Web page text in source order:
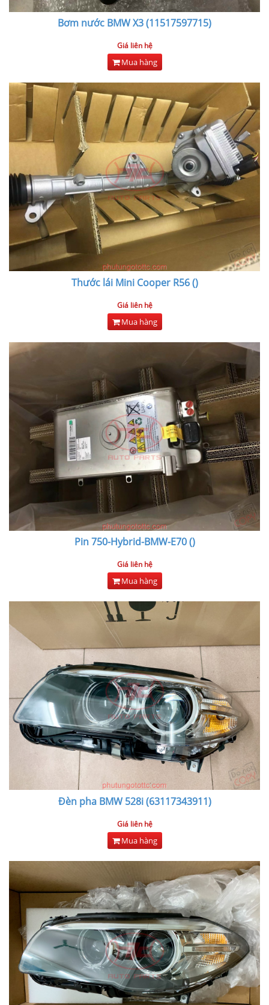
Bơm nước BMW X3 (11517597715)
Giá liên hệ
Mua hàng
Thước lái Mini Cooper R56 ()
Giá liên hệ
Mua hàng
Pin 750-Hybrid-BMW-E70 ()
Giá liên hệ
Mua hàng
Đèn pha BMW 528i (63117343911)
Giá liên hệ
Mua hàng